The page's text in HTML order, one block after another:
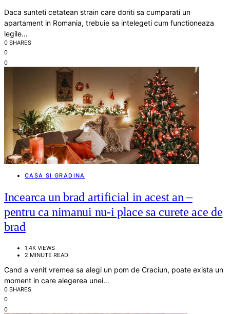
Daca sunteti cetatean strain care doriti sa cumparati un
apartament in Romania, trebuie sa intelegeti cum functioneaza
legile…
0 SHARES
0
0
CASA SI GRADINA
Incearca un brad artificial in acest an –
pentru ca nimanui nu-i place sa curete ace de
brad
1,4K VIEWS
2 MINUTE READ
Cand a venit vremea sa alegi un pom de Craciun, poate exista un
moment in care alegerea unei…
0 SHARES
0
0